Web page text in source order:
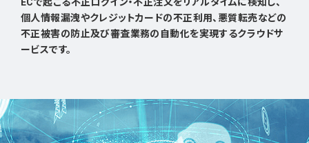
個人情報漏洩やクレジットカードの不正利用、悪質転売などの
不正被害の防止及び審査業務の自動化を実現するクラウドサ
ービスです。